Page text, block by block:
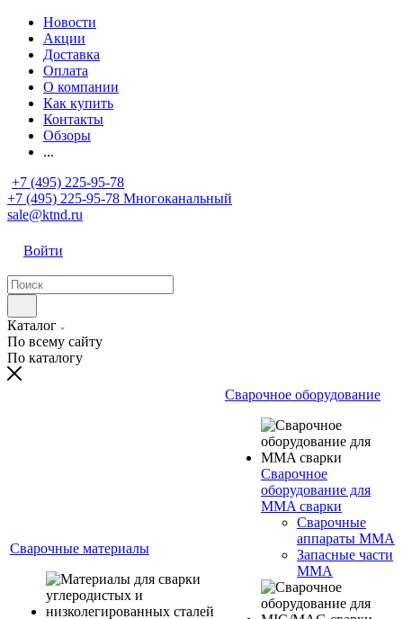
Новости
Акции
Доставка
Оплата
О компании
Как купить
Контакты
Обзоры
...
+7 (495) 225-95-78
+7 (495) 225-95-78 Многоканальный
sale@ktnd.ru
Войти
Каталог
По всему сайту
По каталогу
Сварочные материалы
Сварочное оборудование
Сварочное
оборудование для
MMA сварки
Сварочные
аппараты MMA
Запасные части
MMA